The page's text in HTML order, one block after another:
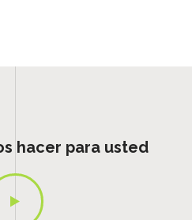
hacer para usted